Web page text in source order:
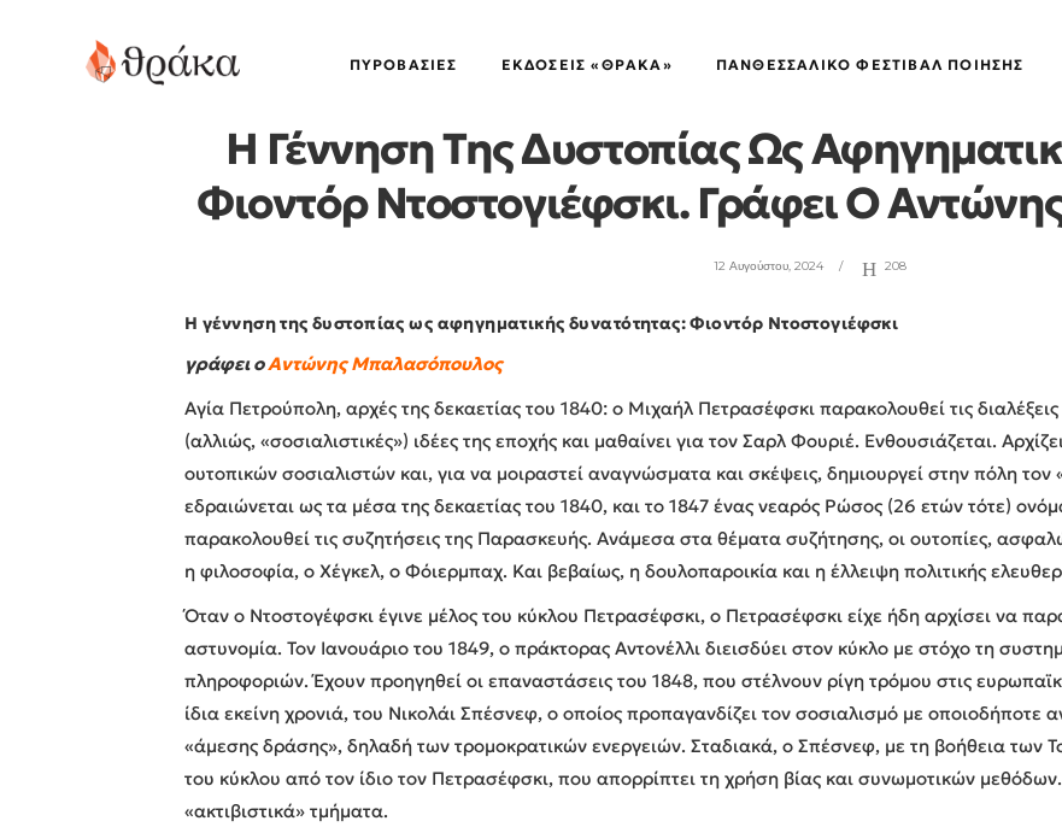
ΠΥΡΟΒΑΣΊΕΣ EΚΔΌΣΕΙΣ «ΘΡΑΚΑ» ΠΑΝΘΕΣΣΑΛΙΚΌ ΦΕΣΤΙΒΆΛ ΠΟΊΗΣΗΣ
ΚΟΣΜΟΓΡΆΜΜΑΤΑ ΑΠΌ ΤΗΝ ΑΝΑΤΟΛΙΚΉ ΠΕΡΙΦΈΡΕΙΑ ,ΠΡΟΣΆΝΑΜΜΑ
Η Γέννηση Της Δυστοπίας Ως
Φιοντόρ Ντοστογιέφσκι. Γράφει Ο
12 Αυγούστου, 2024 208
Η γέννηση της δυστοπίας ως αφηγηματικής δυνατότητας: Φιοντόρ Ντοστογιέφσκι
γράφει οΑντώνης Μπαλασόπουλος
Αγία Πετρούπολη, αρχές της δεκαετίας του 1840: ο Μιχαήλ Πετρασέφσκι παρακολουθεί τις διαλέξεις
(αλλιώς, «σοσιαλιστικές») ιδέες της εποχής και μαθαίνει για τον Σαρλ Φουριέ. Ενθουσιάζεται.
ουτοπικών σοσιαλιστών και, για να μοιραστεί αναγνώσματα και σκέψεις, δημιουργεί στην πόλη
εδραιώνεται ως τα μέσα της δεκαετίας του 1840, και το 1847 ένας νεαρός Ρώσος (26 ετών τότε)
παρακολουθεί τις συζητήσεις της Παρασκευής. Ανάμεσα στα θέματα συζήτησης, οι ουτοπίες,
η φιλοσοφία, ο Χέγκελ, ο Φόιερμπαχ. Και βεβαίως, η δουλοπαροικία και η έλλειψη πολιτικής
Όταν ο Ντοστογέφσκι έγινε μέλος του κύκλου Πετρασέφσκι, ο Πετρασέφσκι είχε ήδη αρχίσει να
αστυνομία. Τον Ιανουάριο του 1849, ο πράκτορας Αντονέλλι διεισδύει στον κύκλο με στόχο τη
πληροφοριών. Έχουν προηγηθεί οι επαναστάσεις του 1848, που στέλνουν ρίγη τρόμου στις
ίδια εκείνη χρονιά, του Νικολάι Σπέσνεφ, ο οποίος προπαγανδίζει τον σοσιαλισμό με οποιοδήποτε
«άμεσης δράσης», δηλαδή των τρομοκρατικών ενεργειών. Σταδιακά, ο Σπέσνεφ, με τη βοήθεια των
του κύκλου από τον ίδιο τον Πετρασέφσκι, που απορρίπτει τη χρήση βίας και συνωμοτικών
«ακτιβιστικά» τμήματα.